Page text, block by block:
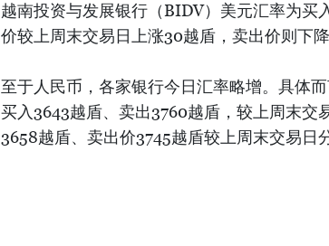
越南投资与发展银行（BIDV）美元汇率为买
价较上周末交易日上涨30越盾，卖出价则下降
至于人民币，各家银行今日汇率略增。具体
买入3643越盾、卖出3760越盾，较上周末交
3658越盾、卖出价3745越盾较上周末交易日